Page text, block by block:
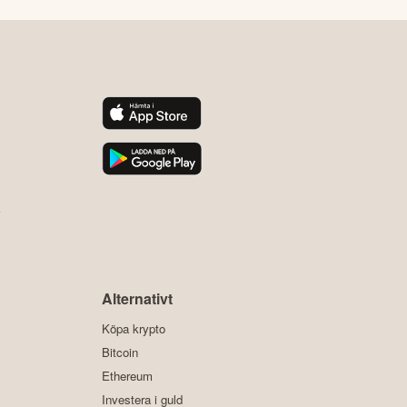
Alternativt
Köpa krypto
Bitcoin
Ethereum
Investera i guld